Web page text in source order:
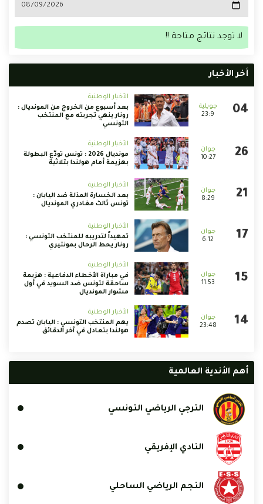
لا توجد نتائج متاحة !!
أخر الأخبار
23:9
الأخبار الوطنية
بعد أسبوع من الخروج من المونديال :
رونار ينهي تجربته مع المنتخب
التونسي
10:27
الأخبار الوطنية
مونديال 2026 : تونس تودّع البطولة
بهزيمة أمام هولندا بثلاثية
8:29
الأخبار الوطنية
بعد الخسارة المذلة ضد اليابان :
تونس ثالث مغادري المونديال
6:12
الأخبار الوطنية
تمهيداً لتدريبه للمنتخب التونسي :
رونار يحط الرحال بمونتيري
11:53
الأخبار الوطنية
في مباراة الأخطاء الدفاعية : هزيمة
ساحقة لتونس ضد السويد في أول
مشوار المونديال
23:48
الأخبار الوطنية
يهم المنتخب التونسي : اليابان تصدم
هولندا بتعادل في آخر الدقائق
أهم الأندية العالمية
الترجي الرياضي التونسي
النادي الإفريقي
النجم الرياضي الساحلي